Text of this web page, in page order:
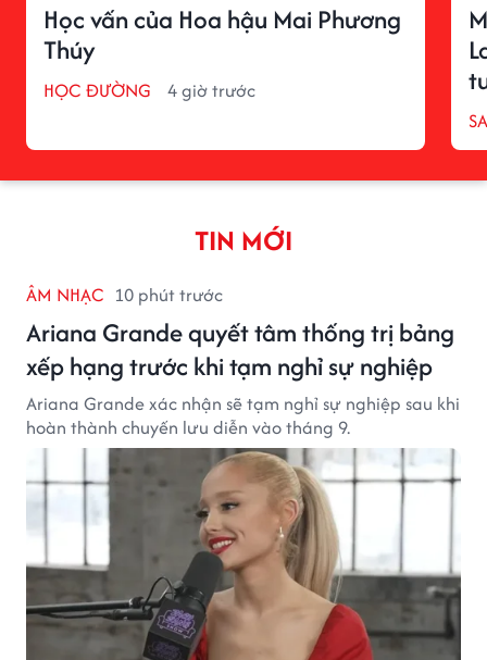
Học vấn của Hoa hậu Mai Phương
Thúy
HỌC ĐƯỜNG 4 giờ trước
TIN MỚI
ÂM NHẠC 10 phút trước
Ariana Grande quyết tâm thống trị bảng
xếp hạng trước khi tạm nghỉ sự nghiệp
Ariana Grande xác nhận sẽ tạm nghỉ sự nghiệp sau khi
hoàn thành chuyến lưu diễn vào tháng 9.